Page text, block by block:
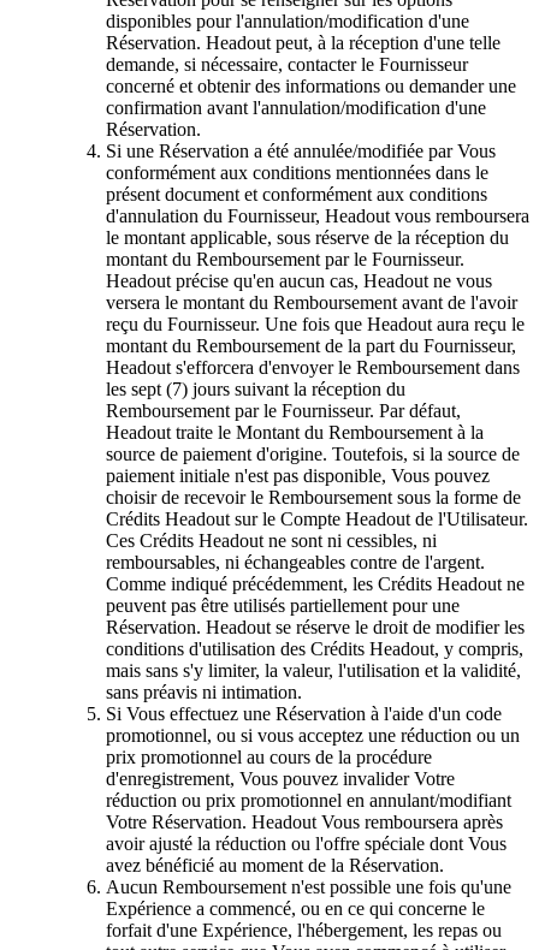
disponibles pour l'annulation/modification d'une
Réservation. Headout peut, à la réception d'une telle
demande, si nécessaire, contacter le Fournisseur
concerné et obtenir des informations ou demander une
confirmation avant l'annulation/modification d'une
Réservation.
Si une Réservation a été annulée/modifiée par Vous
conformément aux conditions mentionnées dans le
présent document et conformément aux conditions
d'annulation du Fournisseur, Headout vous remboursera
le montant applicable, sous réserve de la réception du
montant du Remboursement par le Fournisseur.
Headout précise qu'en aucun cas, Headout ne vous
versera le montant du Remboursement avant de l'avoir
reçu du Fournisseur. Une fois que Headout aura reçu le
montant du Remboursement de la part du Fournisseur,
Headout s'efforcera d'envoyer le Remboursement dans
les sept (7) jours suivant la réception du
Remboursement par le Fournisseur. Par défaut,
Headout traite le Montant du Remboursement à la
source de paiement d'origine. Toutefois, si la source de
paiement initiale n'est pas disponible, Vous pouvez
choisir de recevoir le Remboursement sous la forme de
Crédits Headout sur le Compte Headout de l'Utilisateur.
Ces Crédits Headout ne sont ni cessibles, ni
remboursables, ni échangeables contre de l'argent.
Comme indiqué précédemment, les Crédits Headout ne
peuvent pas être utilisés partiellement pour une
Réservation. Headout se réserve le droit de modifier les
conditions d'utilisation des Crédits Headout, y compris,
mais sans s'y limiter, la valeur, l'utilisation et la validité,
sans préavis ni intimation.
Si Vous effectuez une Réservation à l'aide d'un code
promotionnel, ou si vous acceptez une réduction ou un
prix promotionnel au cours de la procédure
d'enregistrement, Vous pouvez invalider Votre
réduction ou prix promotionnel en annulant/modifiant
Votre Réservation. Headout Vous remboursera après
avoir ajusté la réduction ou l'offre spéciale dont Vous
avez bénéficié au moment de la Réservation.
Aucun Remboursement n'est possible une fois qu'une
Expérience a commencé, ou en ce qui concerne le
forfait d'une Expérience, l'hébergement, les repas ou